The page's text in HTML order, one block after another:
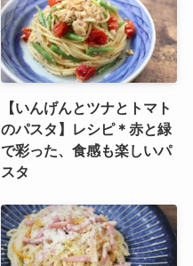
【いんげんとツナとトマト
のパスタ】レシピ＊赤と緑
で彩った、食感も楽しいパ
スタ